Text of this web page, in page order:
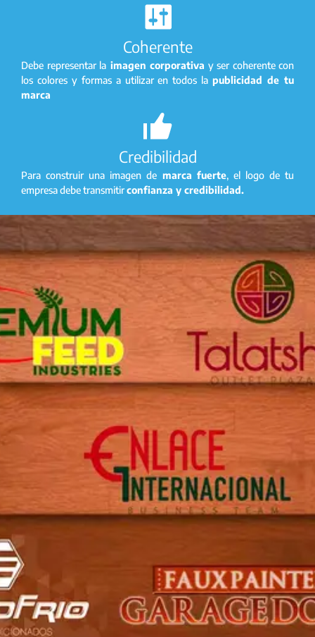
Coherente
Debe representar la imagen corporativa y ser coherente con
los colores y formas a utilizar en todos la publicidad de tu
marca
Credibilidad
Para construir una imagen demarca fuerte, el logo de tu
empresa debe transmitirconfianza y credibilidad.